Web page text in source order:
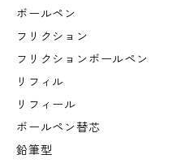
ボールペン
フリクション
フリクションボールペン
リフィル
リフィール
ボールペン替芯
鉛筆型